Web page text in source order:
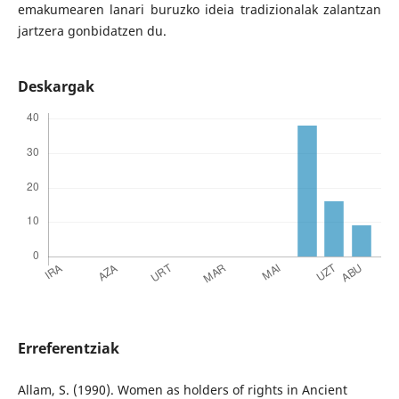
emakumearen lanari buruzko ideia tradizionalak zalantzan
jartzera gonbidatzen du.
Deskargak
Erreferentziak
Allam, S. (1990). Women as holders of rights in Ancient